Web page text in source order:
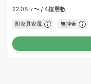
22.08㎡〜 / 4樓層數
附家具家電 無押金